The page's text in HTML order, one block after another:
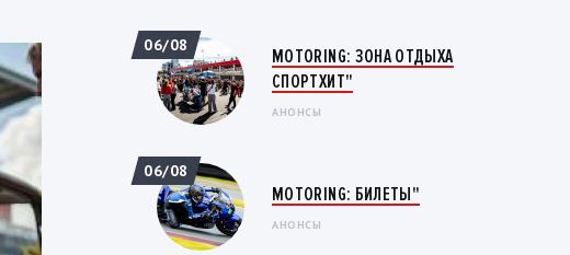
MOTORING: ЗОНА ОТДЫХА
СПОРТХИТ"
АНОНСЫ
06/08
MOTORING: БИЛЕТЫ"
АНОНСЫ
06/08